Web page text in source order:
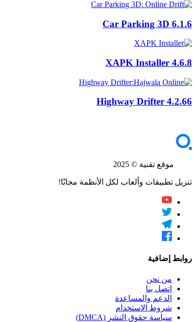
Car Parking 3D 6.1.6
XAPK Installer 4.6.8
Highway Drifter 4.2.66
موقع تقنية © 2025
تنزيل تطبيقات وألعاب لكل الأنظمة مجانًا!
روابط إضافية
من نحن
اتصل بنا
الدعم والمساعدة
شروط الاستخدام
سياسة حقوق النشر (DMCA)